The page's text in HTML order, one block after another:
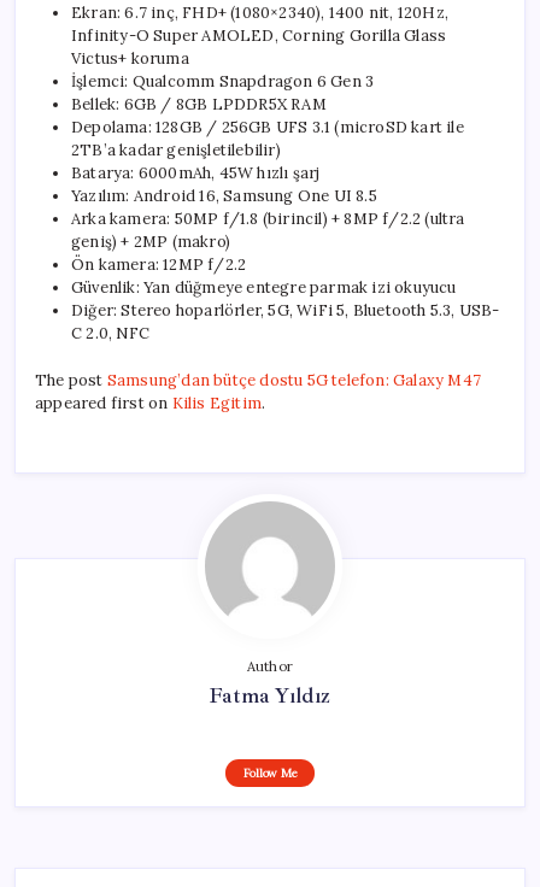
Ekran: 6.7 inç, FHD+ (1080×2340), 1400 nit, 120Hz,
Infinity-O Super AMOLED, Corning Gorilla Glass
Victus+ koruma
İşlemci: Qualcomm Snapdragon 6 Gen 3
Bellek: 6GB / 8GB LPDDR5X RAM
Depolama: 128GB / 256GB UFS 3.1 (microSD kart ile
2TB’a kadar genişletilebilir)
Batarya: 6000mAh, 45W hızlı şarj
Yazılım: Android 16, Samsung One UI 8.5
Arka kamera: 50MP f/1.8 (birincil) + 8MP f/2.2 (ultra
geniş) + 2MP (makro)
Ön kamera: 12MP f/2.2
Güvenlik: Yan düğmeye entegre parmak izi okuyucu
Diğer: Stereo hoparlörler, 5G, WiFi 5, Bluetooth 5.3, USB-
C 2.0, NFC
The post Samsung’dan bütçe dostu 5G telefon: Galaxy M47
appeared first on Kilis Egitim.
Author
Fatma Yıldız
Follow Me